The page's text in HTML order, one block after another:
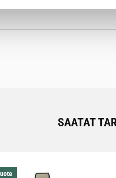
SAATAT